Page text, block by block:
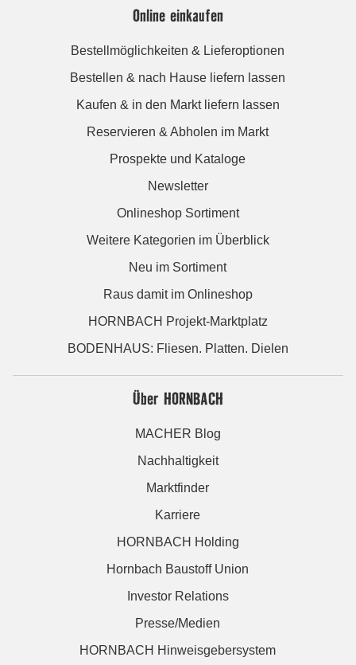
Online einkaufen
Bestellmöglichkeiten & Lieferoptionen
Bestellen & nach Hause liefern lassen
Kaufen & in den Markt liefern lassen
Reservieren & Abholen im Markt
Prospekte und Kataloge
Newsletter
Onlineshop Sortiment
Weitere Kategorien im Überblick
Neu im Sortiment
Raus damit im Onlineshop
HORNBACH Projekt-Marktplatz
BODENHAUS: Fliesen. Platten. Dielen
Über HORNBACH
MACHER Blog
Nachhaltigkeit
Marktfinder
Karriere
HORNBACH Holding
Hornbach Baustoff Union
Investor Relations
Presse/Medien
HORNBACH Hinweisgebersystem